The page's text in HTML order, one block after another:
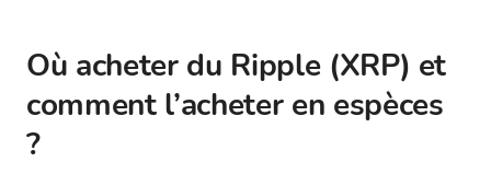
Où acheter du Ripple (XRP) et
comment l’acheter en espèces
?